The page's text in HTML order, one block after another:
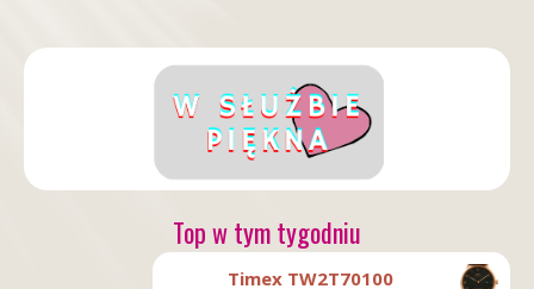
Top w tym tygodniu
Timex TW2T70100